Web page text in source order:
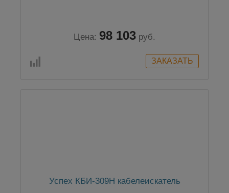
Цена: 98 103 руб.
Успех КБИ-309Н кабелеискатель